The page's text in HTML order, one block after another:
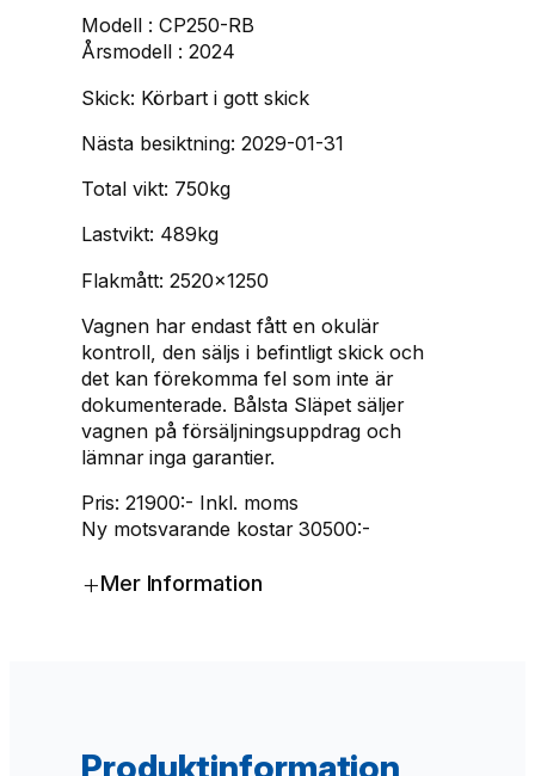
u
n
g
l
i
g
a
p
r
i
s
e
t
d
e
s
e
t
ä
r
a
x
a
t
f
l
k
l
ä
p
2
0
4
J
A
Modell : CP250-RB
Årsmodell : 2024
Skick: Körbart i gott skick
Nästa besiktning: 2029-01-31
Total vikt: 750kg
Lastvikt: 489kg
Flakmått: 2520×1250
Vagnen har endast fått en okulär
kontroll, den säljs i befintligt skick och
det kan förekomma fel som inte är
dokumenterade. Bålsta Släpet säljer
vagnen på försäljningsuppdrag och
lämnar inga garantier.
Pris: 21900:- Inkl. moms
Ny motsvarande kostar 30500:-
+Mer Information
Produktinformation